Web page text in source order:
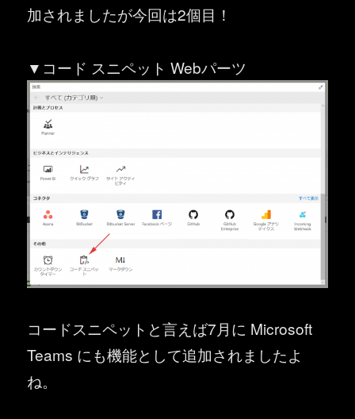
加されましたが今回は2個目！
▼コード スニペット Webパーツ
コードスニペットと言えば7月に Microsoft
Teams にも機能として追加されましたよ
ね。